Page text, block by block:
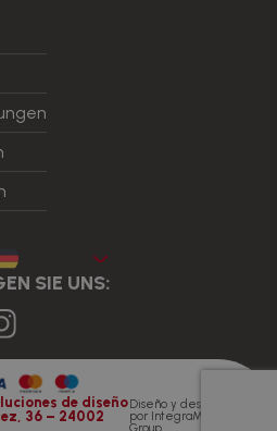
SIE UNS:
de diseño
36 – 24002
Diseño y desarrollo
por IntegraMedia